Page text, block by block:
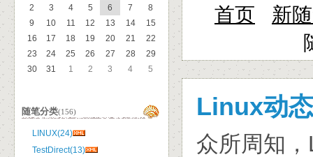
首页
新
Linux动
众所周知
2
3 4 5 6 7
8
9
10 11 12 13 14
15
16
17 18 19 20 21
22
23
24 25 26 27 28
29
30
31 1 2 3 4 5
随笔分类(156)
LINUX(24)
TestDirect(13)